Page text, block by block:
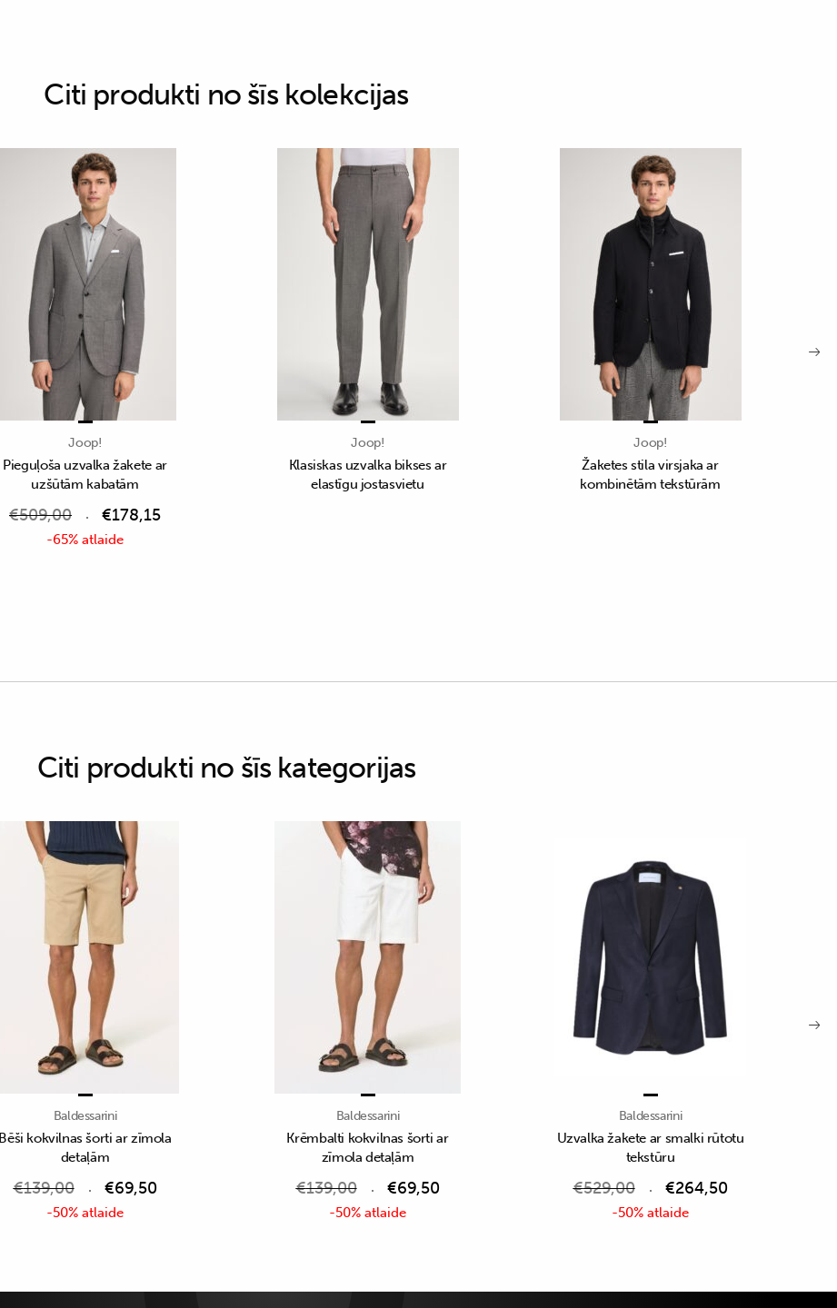
Citi produkti no šīs kolekcijas
Joop!
Pieguļoša uzvalka žakete ar
uzšūtām kabatām
€509,00 €178,15
-65% atlaide
Joop!
Klasiskas uzvalka bikses ar
elastīgu jostasvietu
Joop!
Žaketes stila virsjaka ar
kombinētām tekstūrām
Citi produkti no šīs kategorijas
Baldessarini
Bēši kokvilnas šorti ar zīmola
detaļām
€139,00 €69,50
-50% atlaide
Baldessarini
Krēmbalti kokvilnas šorti ar
zīmola detaļām
€139,00 €69,50
-50% atlaide
Baldessarini
Uzvalka žakete ar smalki rūtotu
tekstūru
€529,00 €264,50
-50% atlaide